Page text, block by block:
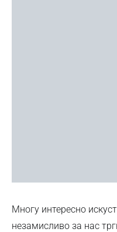
Многу интересно
незамисливо за нас